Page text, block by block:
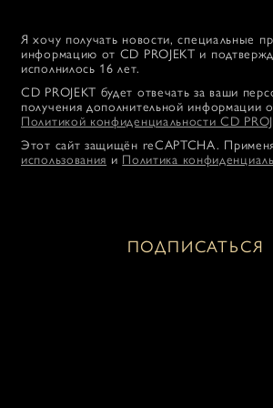
Я хочу получать новости, специальные
информацию от CD PROJEKT и
исполнилось 16 лет.
CD PROJEKT будет отвечать за ваши
получения дополнительной информации
Политикой конфиденциальности CD
Этот сайт защищён reCAPTCHA.
использования и Политика
ПОДПИСАТЬСЯ